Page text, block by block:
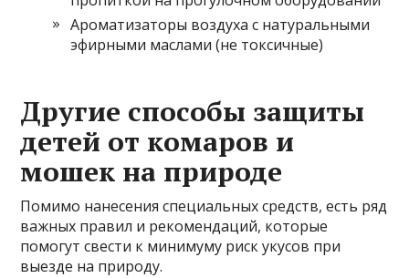
Ароматизаторы воздуха с натуральными
эфирными маслами (не токсичные)
Другие способы защиты
детей от комаров и
мошек на природе
Помимо нанесения специальных средств, есть ряд
важных правил и рекомендаций, которые
помогут свести к минимуму риск укусов при
выезде на природу.